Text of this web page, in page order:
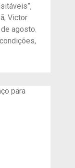
Victor
agosto.